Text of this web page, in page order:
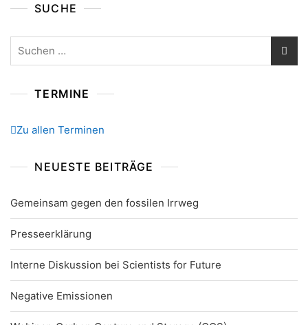
SUCHE
TERMINE
Zu allen Terminen
NEUESTE BEITRÄGE
Gemeinsam gegen den fossilen Irrweg
Presseerklärung
Interne Diskussion bei Scientists for Future
Negative Emissionen